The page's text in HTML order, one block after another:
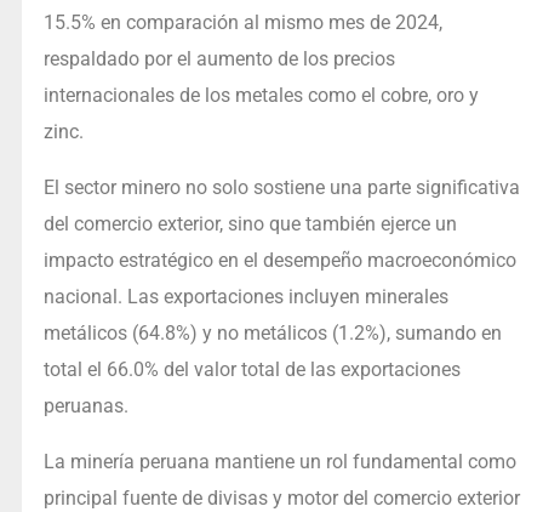
15.5% en comparación al mismo mes de 2024,
respaldado por el aumento de los precios
internacionales de los metales como el cobre, oro y
zinc.
El sector minero no solo sostiene una parte significativa
del comercio exterior, sino que también ejerce un
impacto estratégico en el desempeño macroeconómico
nacional. Las exportaciones incluyen minerales
metálicos (64.8%) y no metálicos (1.2%), sumando en
total el 66.0% del valor total de las exportaciones
peruanas.
La minería peruana mantiene un rol fundamental como
principal fuente de divisas y motor del comercio exterior